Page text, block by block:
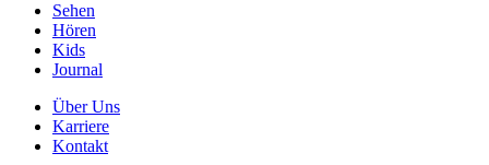
Sehen
Hören
Kids
Journal
Über Uns
Karriere
Kontakt